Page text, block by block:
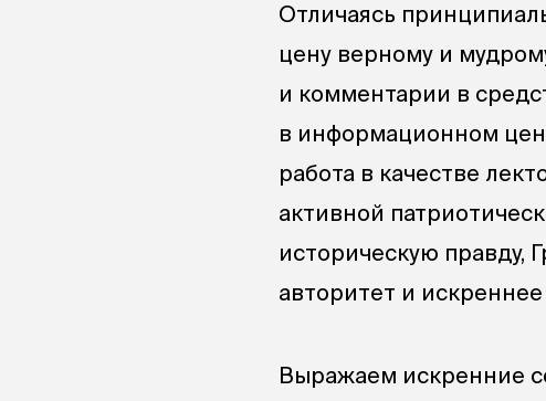
Отличаясь
цену верному и
и комментарии в
в информационном
работа в качестве
активной
историческую правду,
авторитет и
Выражаем искренние